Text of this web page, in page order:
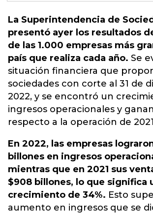
La Superintendencia de
presentó ayer los resultados
de las 1.000 empresas más
país que realiza cada año. Se
situación financiera que
sociedades con corte al 31 de
2022, y se encontró un
ingresos operacionales y
respecto a la operación de
En 2022, las empresas
billones en ingresos
mientras que en 2021 sus
$908 billones, lo que significa
crecimiento de 34%. Esto
aumento en ingresos que se